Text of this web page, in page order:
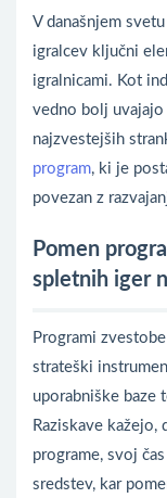
V današnjem
igralcev ključni
igralnicami. Kot
vedno bolj uvajajo
najzvestejših
program, ki je
povezan z
Pomen
spletnih iger
Programi
strateški
uporabniške baze
Raziskave
programe, svoj
sredstev, kar